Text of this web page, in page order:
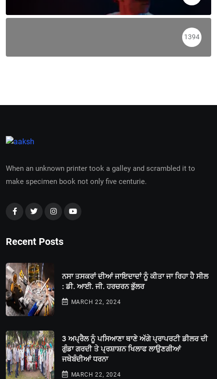
1394
When an unknown printer took a galley and scrambled it to
make specimen book not only five centurie.
Recent Posts
ਨਸਾ ਤਸਕਰਾਂ ਦੀਆਂ ਜਾਇਦਾਦਾਂ ਨੂੰ ਕੀਤਾ ਜਾ ਰਿਹਾ ਹੈ ਸੀਲ
: ਡੀ. ਆਈ. ਜੀ. ਹਰਚਰਨ ਭੁੱਲਰ
MARCH 22, 2024
3 ਅਪ੍ਰੈਲ ਨੂੰ ਪਸਿਆਣਾ ਥਾਣੇ ਅੱਗੇ ਪ੍ਰਾਪਰਟੀ ਡੀਲਰ ਦੀ
ਗੁੰਡਾ ਗਰਦੀ ਤੇ ਪ੍ਰਸ਼ਾਸ਼ਨ ਖਿਲਾਫ ਲਾਉਣਗੀਆਂ
ਜਥੇਬੰਦੀਆਂ ਧਰਨਾ
MARCH 22, 2024